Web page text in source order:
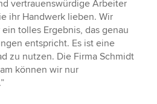
vertrauenswürdige Arbeiter
ihr Handwerk lieben. Wir
tolles Ergebnis, das genau
entspricht. Es ist eine
zu nutzen. Die Firma Schmidt
können wir nur